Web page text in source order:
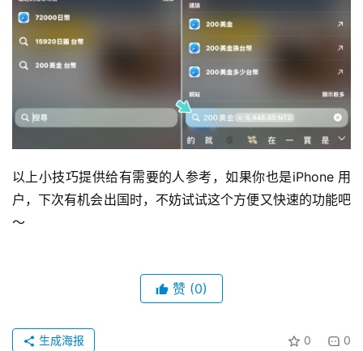
以上小技巧提供给有需要的人参考，如果你也是iPhone 用
户，下次有机会出国时，不妨试试这个方便又快速的功能吧
～
赞 (0)
0 0
生成海报